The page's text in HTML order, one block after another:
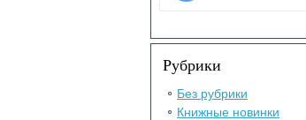
Рубрики
Без рубрики
Книжные новинки